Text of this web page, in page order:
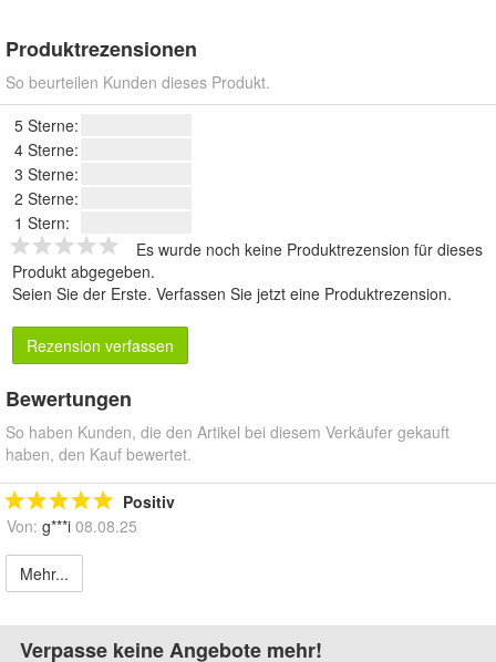
Produktrezensionen
So beurteilen Kunden dieses Produkt.
5 Sterne:
4 Sterne:
3 Sterne:
2 Sterne:
1 Stern:
Es wurde noch keine Produktrezension für dieses
Produkt abgegeben.
Seien Sie der Erste. Verfassen Sie jetzt eine Produktrezension.
Rezension verfassen
Bewertungen
So haben Kunden, die den Artikel bei diesem Verkäufer gekauft
haben, den Kauf bewertet.
Positiv
Von: g***i 08.08.25
Mehr...
Verpasse keine Angebote mehr!